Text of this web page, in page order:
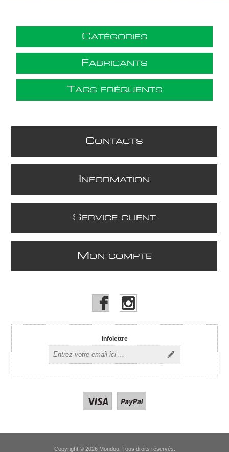
CATÉGORIES
FABRICANTS
TAGS FRÉQUENTS
CONTACTS
NFORMATION
S ERVICE CLIENT
M ON COMPTE
Infolettre
Copyright © 2026 Mondou. Tous droits réservés.